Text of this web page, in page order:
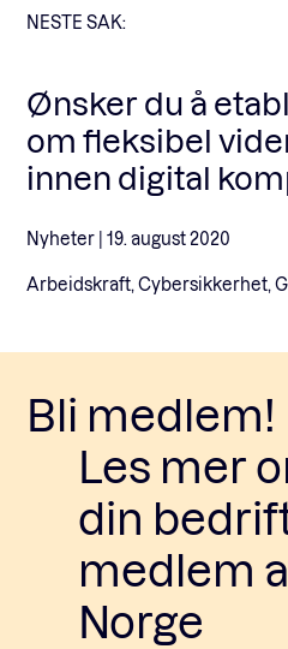
NESTE SAK:
Ønsker du å
om fleksibel
innen digital
Nyheter | 19. august 2020
Arbeidskraft, Cybersikkerhet,
Bli medlem!
Les mer
din
medlem
Norge